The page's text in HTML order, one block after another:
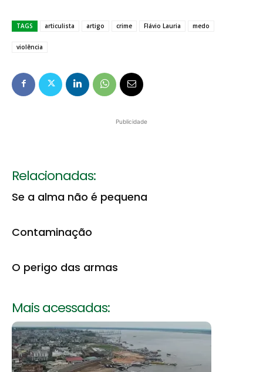
TAGS articulista artigo crime Flávio Lauria medo
violência
Publicidade
Relacionadas:
Se a alma não é pequena
Contaminação
O perigo das armas
Mais acessadas: